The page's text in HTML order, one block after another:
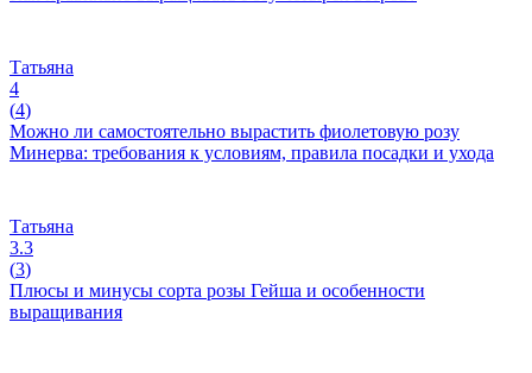
Татьяна
4
(4)
Можно ли самостоятельно вырастить фиолетовую розу
Минерва: требования к условиям, правила посадки и ухода
Татьяна
3.3
(3)
Плюсы и минусы сорта розы Гейша и особенности
выращивания